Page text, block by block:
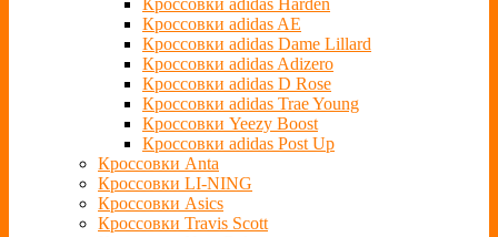
Кроссовки adidas Harden
Кроссовки adidas AE
Кроссовки adidas Dame Lillard
Кроссовки adidas Adizero
Кроссовки adidas D Rose
Кроссовки adidas Trae Young
Кроссовки Yeezy Boost
Кроссовки adidas Post Up
Кроссовки Anta
Кроссовки LI-NING
Кроссовки Asics
Кроссовки Travis Scott